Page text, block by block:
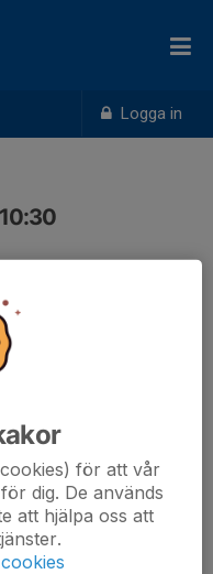
Logga in
vill kan komma och
Ledare finns till U9
för att vår
dig. De används
att hjälpa oss att